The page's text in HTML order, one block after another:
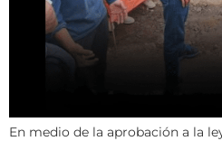
En medio de la aprobación a la